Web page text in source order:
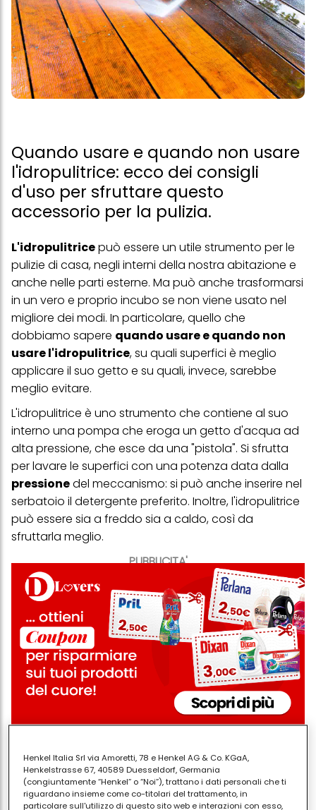
Quando usare e quando non usare
l'idropulitrice: ecco dei consigli
d'uso per sfruttare questo
accessorio per la pulizia.
PUBBLICITA'
L'idropulitricepuò essere un utile strumento per le
pulizie di casa, negli interni della nostra abitazione e
anche nelle parti esterne. Ma può anche trasformarsi
in un vero e proprio incubo se non viene usato nel
migliore dei modi. In particolare, quello che
dobbiamo sapere quando usare e quando non
usare l'idropulitrice, su quali superfici è meglio
applicare il suo getto e su quali, invece, sarebbe
meglio evitare.
L'idropulitrice è uno strumento che contiene al suo
interno una pompa che eroga un getto d'acqua ad
alta pressione, che esce da una "pistola". Si sfrutta
per lavare le superfici con una potenza data dalla
pressionedel meccanismo: si può anche inserire nel
serbatoio il detergente preferito. Inoltre, l'idropulitrice
può essere sia a freddo sia a caldo, così da
sfruttarla meglio.
Ci sono dellesuperfici che andrebbero pulite con
estrema delicatezza per non rovinarle, per l'elevata
pressione del gesto d'acqua. Ad esempio, dobbiamo
prestare attenzione quando laviamo le vetrate di
Henkel Italia Srl via Amoretti, 78 e Henkel AG & Co. KGaA,
Henkelstrasse 67, 40589 Duesseldorf, Germania
(congiuntamente “Henkel” o “Noi”), trattano i dati personali che ti
riguardano insieme come co-titolari del trattamento, in
particolare sull'utilizzo di questo sito web e interazioni con esso,